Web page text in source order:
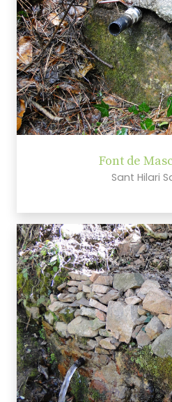
Font de
Sant Hilari